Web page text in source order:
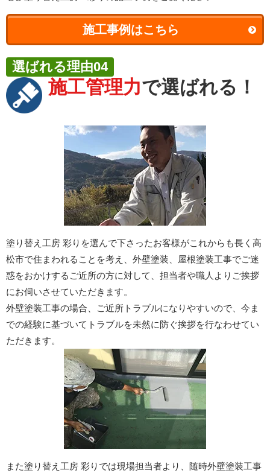
施工事例はこちら
施工管理力で選ばれる！
選ばれる理由04
塗り替え工房 彩りを選んで下さったお客様がこれからも長く高
松市で住まわれることを考え、外壁塗装、屋根塗装工事でご迷
惑をおかけするご近所の方に対して、担当者や職人よりご挨拶
にお伺いさせていただきます。
外壁塗装工事の場合、ご近所トラブルになりやすいので、今ま
での経験に基づいてトラブルを未然に防ぐ挨拶を行なわせてい
ただきます。
また塗り替え工房 彩りでは現場担当者より、随時外壁塗装工事